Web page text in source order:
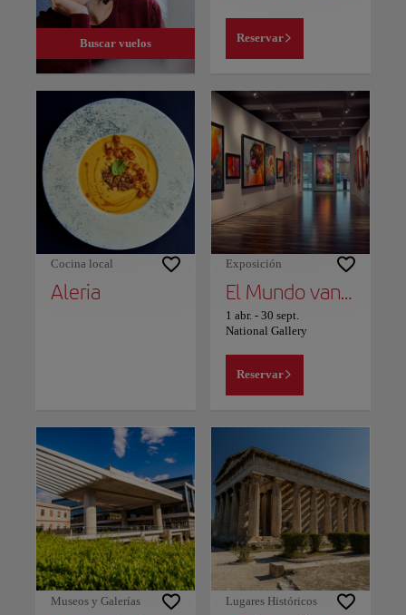
Buscar vuelos Reservar
Cocina local
Aleria
Exposición
El Mundo vanguardista: Ciudad, Naturaleza, Universo, Humano
1 abr. - 30 sept.
National Gallery
Reservar
Museos y Galerías Lugares Históricos